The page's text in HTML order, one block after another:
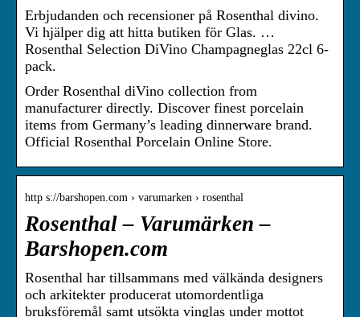
Erbjudanden och recensioner på Rosenthal divino.
Vi hjälper dig att hitta butiken för Glas. …
Rosenthal Selection DiVino Champagneglas 22cl 6-
pack.
Order Rosenthal diVino collection from
manufacturer directly. Discover finest porcelain
items from Germany’s leading dinnerware brand.
Official Rosenthal Porcelain Online Store.
http s://barshopen.com › varumarken › rosenthal
Rosenthal – Varumärken –
Barshopen.com
Rosenthal har tillsammans med välkända designers
och arkitekter producerat utomordentliga
bruksföremål samt utsökta vinglas under mottot